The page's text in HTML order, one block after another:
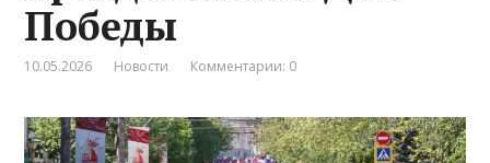
Победы
10.05.2026 Новости Комментарии: 0